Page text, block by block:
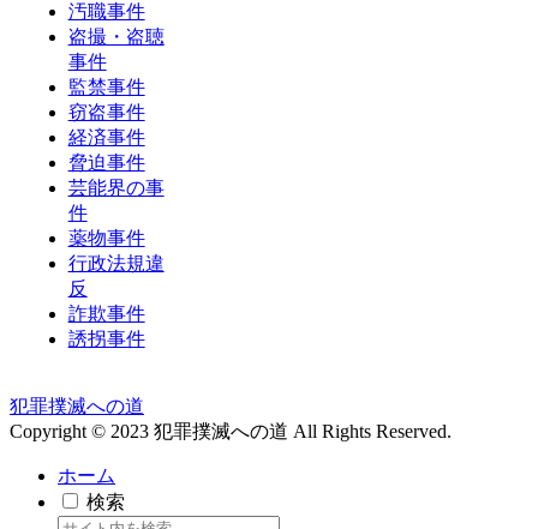
汚職事件
盗撮・盗聴
事件
監禁事件
窃盗事件
経済事件
脅迫事件
芸能界の事
件
薬物事件
行政法規違
反
詐欺事件
誘拐事件
犯罪撲滅への道
Copyright © 2023 犯罪撲滅への道 All Rights Reserved.
ホーム
検索